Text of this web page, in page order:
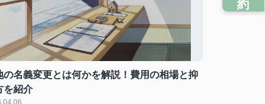
の名義変更とは何かを解説！費用の相場と抑
を紹介